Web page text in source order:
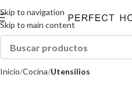
Skip to navigation
Skip to main content
Inicio Cocina Utensilios